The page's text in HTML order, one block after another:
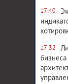
17:40
17:32